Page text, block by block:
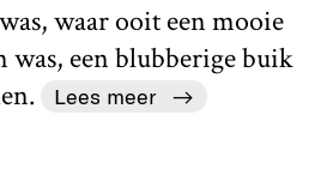
waar ooit een mooie
was, een blubberige buik
Lees meer